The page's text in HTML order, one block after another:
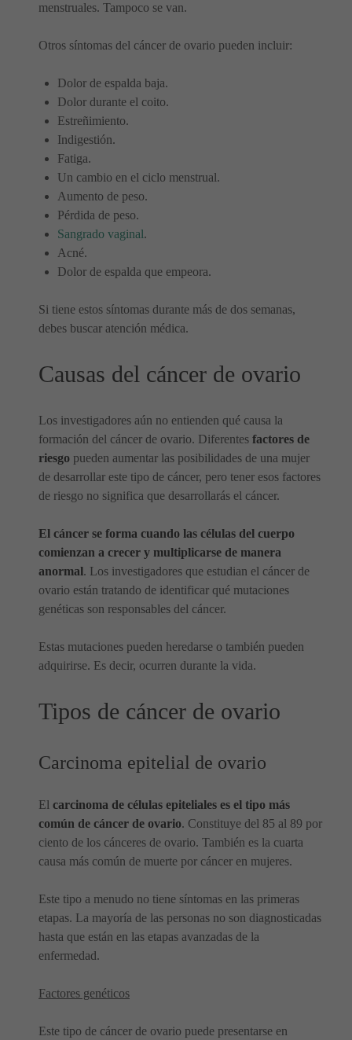
menstruales. Tampoco se van.
Otros síntomas del cáncer de ovario pueden incluir:
Dolor de espalda baja.
Dolor durante el coito.
Estreñimiento.
Indigestión.
Fatiga.
Un cambio en el ciclo menstrual.
Aumento de peso.
Pérdida de peso.
Sangrado vaginal.
Acné.
Dolor de espalda que empeora.
Si tiene estos síntomas durante más de dos semanas,
debes buscar atención médica.
Causas del cáncer de ovario
Los investigadores aún no entienden qué causa la
formación del cáncer de ovario. Diferentes factores de
riesgo pueden aumentar las posibilidades de una mujer
de desarrollar este tipo de cáncer, pero tener esos factores
de riesgo no significa que desarrollarás el cáncer.
El cáncer se forma cuando las células del cuerpo
comienzan a crecer y multiplicarse de manera
anormal. Los investigadores que estudian el cáncer de
ovario están tratando de identificar qué mutaciones
genéticas son responsables del cáncer.
Estas mutaciones pueden heredarse o también pueden
adquirirse. Es decir, ocurren durante la vida.
Tipos de cáncer de ovario
Carcinoma epitelial de ovario
El carcinoma de células epiteliales es el tipo más
común de cáncer de ovario. Constituye del 85 al 89 por
ciento de los cánceres de ovario. También es la cuarta
causa más común de muerte por cáncer en mujeres.
Este tipo a menudo no tiene síntomas en las primeras
etapas. La mayoría de las personas no son diagnosticadas
hasta que están en las etapas avanzadas de la
enfermedad.
Factores genéticos
Este tipo de cáncer de ovario puede presentarse en